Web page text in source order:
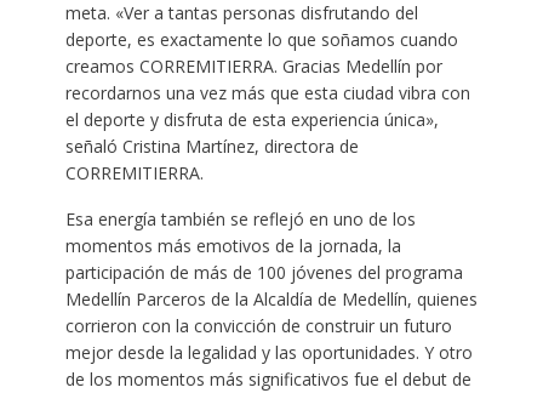
meta. «Ver a tantas personas disfrutando del
deporte, es exactamente lo que soñamos cuando
creamos CORREMITIERRA. Gracias Medellín por
recordarnos una vez más que esta ciudad vibra con
el deporte y disfruta de esta experiencia única»,
señaló Cristina Martínez, directora de
CORREMITIERRA.
Esa energía también se reflejó en uno de los
momentos más emotivos de la jornada, la
participación de más de 100 jóvenes del programa
Medellín Parceros de la Alcaldía de Medellín, quienes
corrieron con la convicción de construir un futuro
mejor desde la legalidad y las oportunidades. Y otro
de los momentos más significativos fue el debut de